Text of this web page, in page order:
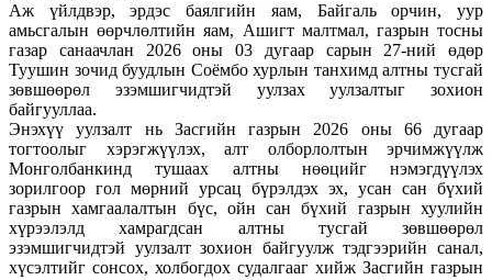
Аж үйлдвэр, эрдэс баялгийн яам, Байгаль орчин, уур
амьсгалын өөрчлөлтийн яам, Ашигт малтмал, газрын тосны
газар санаачлан 2026 оны 03 дугаар сарын 27-ний өдөр
Туушин зочид буудлын Соёмбо хурлын танхимд алтны тусгай
зөвшөөрөл эзэмшигчидтэй уулзах уулзалтыг зохион
байгууллаа.
Энэхүү уулзалт нь Засгийн газрын 2026 оны 66 дугаар
тогтоолыг хэрэгжүүлэх, алт олборлолтын эрчимжүүлж
Монголбанкинд тушаах алтны нөөцийг нэмэгдүүлэх
зорилгоор гол мөрний урсац бүрэлдэх эх, усан сан бүхий
газрын хамгаалалтын бүс, ойн сан бүхий газрын хуулийн
хүрээлэлд хамрагдсан алтны тусгай зөвшөөрөл
эзэмшигчидтэй уулзалт зохион байгуулж тэдгээрийн санал,
хүсэлтийг сонсох, холбогдох судалгааг хийж Засгийн газрын